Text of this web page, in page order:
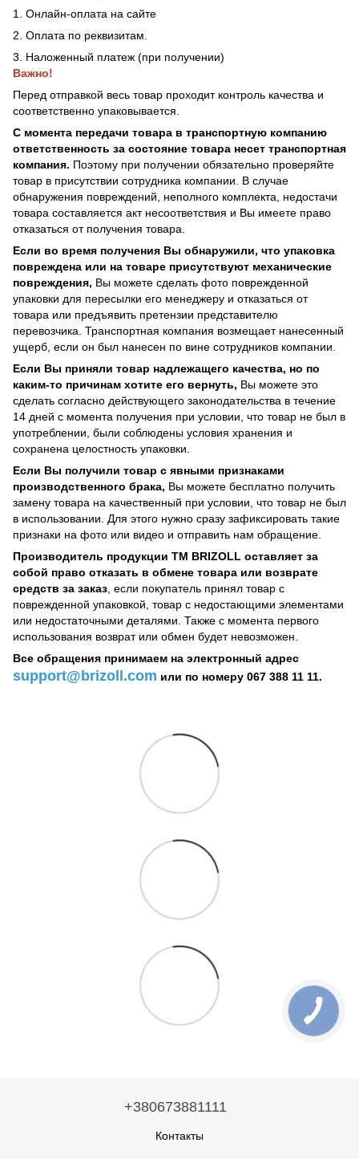
1. Онлайн-оплата на сайте
2. Оплата по реквизитам.
3. Наложенный платеж (при получении)
Важно!
Перед отправкой весь товар проходит контроль качества и
соответственно упаковывается.
С момента передачи товара в транспортную компанию
ответственность за состояние товара несет транспортная
компания. Поэтому при получении обязательно проверяйте
товар в присутствии сотрудника компании. В случае
обнаружения повреждений, неполного комплекта, недостачи
товара составляется акт несоответствия и Вы имеете право
отказаться от получения товара.
Если во время получения Вы обнаружили, что упаковка
повреждена или на товаре присутствуют механические
повреждения, Вы можете сделать фото поврежденной
упаковки для пересылки его менеджеру и отказаться от
товара или предъявить претензии представителю
перевозчика. Транспортная компания возмещает нанесенный
ущерб, если он был нанесен по вине сотрудников компании.
Если Вы приняли товар надлежащего качества, но по
каким-то причинам хотите его вернуть, Вы можете это
сделать согласно действующего законодательства в течение
14 дней с момента получения при условии, что товар не был в
употреблении, были соблюдены условия хранения и
сохранена целостность упаковки.
Если Вы получили товар с явными признаками
производственного брака, Вы можете бесплатно получить
замену товара на качественный при условии, что товар не был
в использовании. Для этого нужно сразу зафиксировать такие
признаки на фото или видео и отправить нам обращение.
Производитель продукции ТМ BRIZOLL оставляет за
собой право отказать в обмене товара или возврате
средств за заказ, если покупатель принял товар с
поврежденной упаковкой, товар с недостающими элементами
или недостаточными деталями. Также с момента первого
использования возврат или обмен будет невозможен.
Все обращения принимаем на электронный адрес
support@brizoll.com или по номеру 067 388 11 11.
+380673881111
Контакты